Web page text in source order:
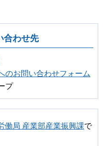
合わせ先
のお問い合わせフォーム
プ
働局 産業部産業振興課で